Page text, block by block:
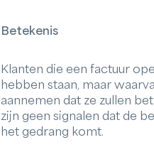
Betekenis
Klanten die een factuur
hebben staan, maar
aannemen dat ze zullen
zijn geen signalen dat de
het gedrang komt.